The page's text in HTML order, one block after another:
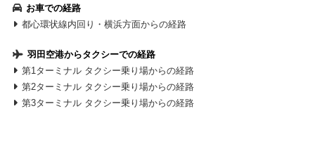
お車での経路
都心環状線内回り・横浜方面からの経路
羽田空港からタクシーでの経路
第1ターミナル タクシー乗り場からの経路
第2ターミナル タクシー乗り場からの経路
第3ターミナル タクシー乗り場からの経路